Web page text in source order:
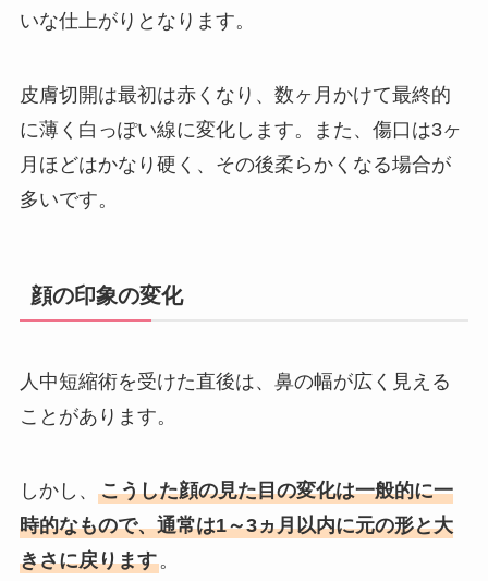
いな仕上がりとなります。
皮膚切開は最初は赤くなり、数ヶ月かけて最終的
に薄く白っぽい線に変化します。また、傷口は3ヶ
月ほどはかなり硬く、その後柔らかくなる場合が
多いです。
顔の印象の変化
人中短縮術を受けた直後は、鼻の幅が広く見える
ことがあります。
しかし、 こうした顔の見た目の変化は一般的に一
時的なもので、通常は1～3ヵ月以内に元の形と大
きさに戻ります。